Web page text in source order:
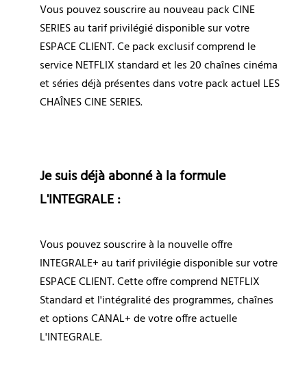
Vous pouvez souscrire au nouveau pack CINE
SERIES au tarif privilégié disponible sur votre
ESPACE CLIENT. Ce pack exclusif comprend le
service NETFLIX standard et les 20 chaînes cinéma
et séries déjà présentes dans votre pack actuel LES
CHAÎNES CINE SERIES.
Je suis déjà abonné à la formule
L'INTEGRALE :
Vous pouvez souscrire à la nouvelle offre
INTEGRALE+ au tarif privilégie disponible sur votre
ESPACE CLIENT. Cette offre comprend NETFLIX
Standard et l'intégralité des programmes, chaînes
et options CANAL+ de votre offre actuelle
L'INTEGRALE.